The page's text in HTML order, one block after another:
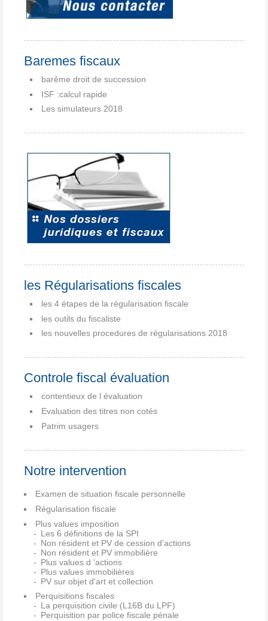
Baremes fiscaux
barême droit de succession
ISF :calcul rapide
Les simulateurs 2018
les Régularisations fiscales
les 4 étapes de la régularisation fiscale
les outils du fiscaliste
les nouvelles procedures de régularisations 2018
Controle fiscal évaluation
contentieux de l évaluation
Evaluation des titres non cotés
Patrim usagers
Notre intervention
Examen de situation fiscale personnelle
Régularisation fiscale
Plus values imposition
Les 6 définitions de la SPI
Non résident et PV de cession d'actions
Non résident et PV immobilière
Plus values d 'actions
Plus values immobilières
PV sur objet d'art et collection
Perquisitions fiscales
La perquisition civile (L16B du LPF)
Perquisition par police fiscale pénale